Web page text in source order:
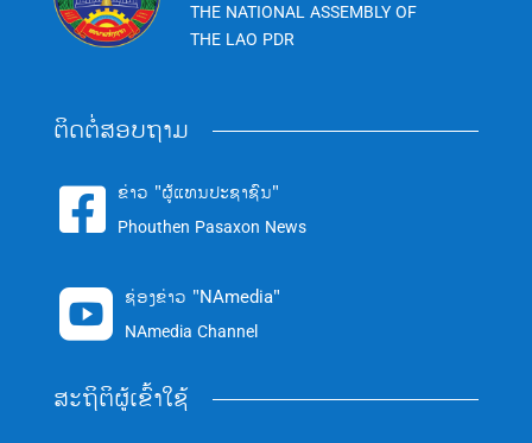
THE NATIONAL ASSEMBLY OF
THE LAO PDR
ຕິດຕໍ່ສອບຖາມ
 ຂ່າວ "ຜູ້ແທນປະຊາຊົນ"
Phouthen Pasaxon News
 ຊ່ອງຂ່າວ "NAmedia"
NAmedia Channel
ສະຖິຕິຜູ້ເຂົ້າໃຊ້